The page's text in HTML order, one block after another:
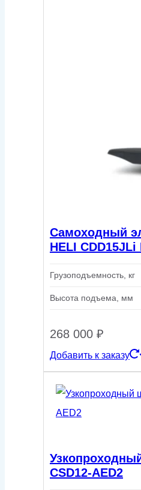
Самоходный
HELI CDD15JLi
Грузоподъемность, кг
Высота подъема, мм
268 000 ₽
Добавить к заказу
CSD12-AED2